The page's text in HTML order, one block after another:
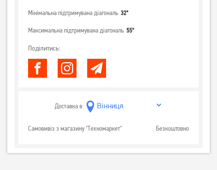
Мінімальна підтримувана діагональ 32"
Максимальна підтримувана діагональ 55"
Поділитись:
Доставка в
Самовивіз з магазину "Техномаркет" Безкоштовно